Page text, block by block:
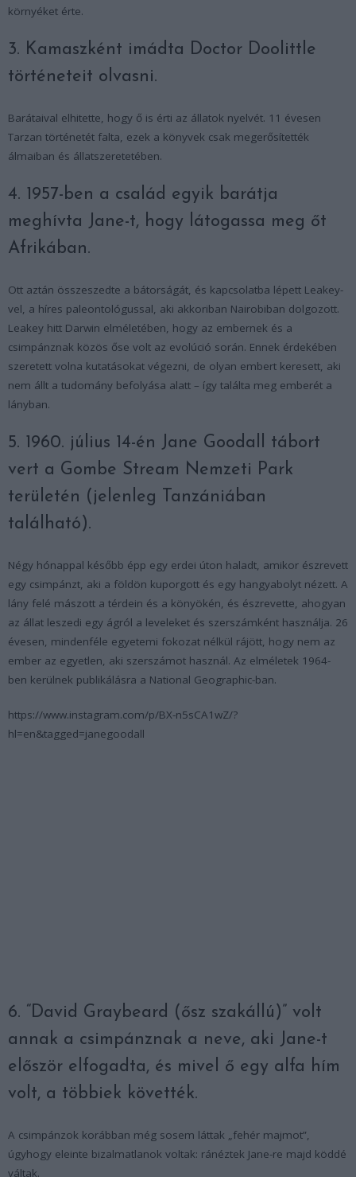
környéket érte.
3. Kamaszként imádta Doctor Doolittle
történeteit olvasni.
Barátaival elhitette, hogy ő is érti az állatok nyelvét. 11 évesen
Tarzan történetét falta, ezek a könyvek csak megerősítették
álmaiban és állatszeretetében.
4. 1957-ben a család egyik barátja
meghívta Jane-t, hogy látogassa meg őt
Afrikában.
Ott aztán összeszedte a bátorságát, és kapcsolatba lépett Leakey-
vel, a híres paleontológussal, aki akkoriban Nairobiban dolgozott.
Leakey hitt Darwin elméletében, hogy az embernek és a
csimpánznak közös őse volt az evolúció során. Ennek érdekében
szeretett volna kutatásokat végezni, de olyan embert keresett, aki
nem állt a tudomány befolyása alatt – így találta meg emberét a
lányban.
5. 1960. július 14-én Jane Goodall tábort
vert a Gombe Stream Nemzeti Park
területén (jelenleg Tanzániában
található).
Négy hónappal később épp egy erdei úton haladt, amikor észrevett
egy csimpánzt, aki a földön kuporgott és egy hangyabolyt nézett. A
lány felé mászott a térdein és a könyökén, és észrevette, ahogyan
az állat leszedi egy ágról a leveleket és szerszámként használja. 26
évesen, mindenféle egyetemi fokozat nélkül rájött, hogy nem az
ember az egyetlen, aki szerszámot használ. Az elméletek 1964-
ben kerülnek publikálásra a National Geographic-ban.
https://www.instagram.com/p/BX-n5sCA1wZ/?
hl=en&tagged=janegoodall
6. “David Graybeard (ősz szakállú)” volt
annak a csimpánznak a neve, aki Jane-t
először elfogadta, és mivel ő egy alfa hím
volt, a többiek követték.
A csimpánzok korábban még sosem láttak „fehér majmot”,
úgyhogy eleinte bizalmatlanok voltak: ránéztek Jane-re majd köddé
váltak.